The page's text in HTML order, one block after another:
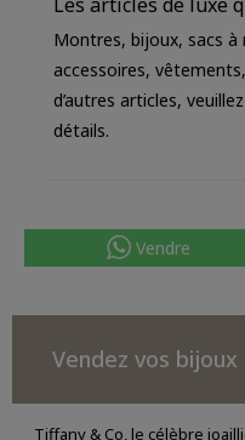
Montres, bijoux, sacs à
accessoires,
d’autres articles,
détails.
Vendre
Vendez vos bijoux
Tiffany & Co, le célèbre